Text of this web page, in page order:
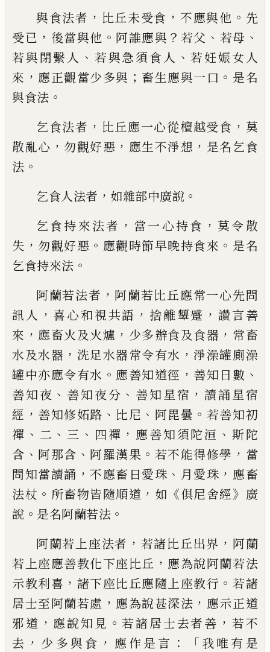
與食法者 ， 比丘未受食 ， 不應與他 。 先
受已 ， 後當與他 。 阿誰應與 ？ 若父 、 若母 、
若與閉繫人 、 若與急須食人 、若妊娠女人
來 ， 應正觀當少多與 ； 畜生應與一口 。 是名
與食法 。
乞食法者 ， 比丘應一心從檀越受食 ， 莫
散亂心 ， 勿觀好惡 ， 應生不淨想 ， 是名乞食
法 。
乞食人法者 ， 如雜部中廣說 。
乞食持來法者 ， 當一心持食 ， 莫令散
失 ， 勿觀好惡 。 應觀時節早晚持食來 。 是名
乞食持來法 。
阿蘭若法者 ， 阿蘭若比丘應常一心先問
訊人 ， 喜心和視共語 ， 捨離顰蹙 ， 讚言善
來 ， 應畜火及火爐 ， 少多辦食及食器 ， 常畜
水及水器 ， 洗足水器常令有水 ，淨澡罐廁澡
罐中亦應令有水 。 應善知道徑 ， 善知日數 、
善知夜 、 善知夜分 、 善知星宿 ，讀誦星宿
經 ， 善知修妬路 、 比尼 、 阿毘曇 。 若善知初
禪 、 二 、 三 、 四禪 ， 應善知須陀洹 、 斯陀
含 、 阿那含 、 阿羅漢果 。 若不能得修學 ， 當
問知當讀誦 ，不應畜日愛珠 、 月愛珠 ， 應畜
法杖 。 所畜物皆隨順道 ， 如 《俱尼舍經》 廣
說 。 是名阿蘭若法 。
阿蘭若上座法者 ， 若諸比丘出界 ， 阿蘭
若上座應善教化下座比丘 ， 應為說阿蘭若法
示教利喜 ， 諸下座比丘應隨上座教行 。 若諸
居士至阿蘭若處 ， 應為說甚深法 ， 應示正道
邪道 ， 應說知見 。若諸居士去者善 ， 若不
去 ， 少多與食 ， 應作是言 ：「我唯有是